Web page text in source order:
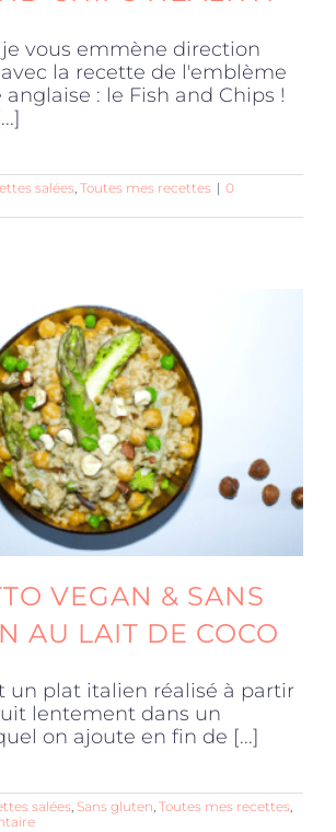
vous emmène direction
la recette de l'emblème
: le Fish and Chips !
salées Toutes mes recettes | 0
VEGAN & SANS
AU LAIT DE COCO
un plat italien réalisé à partir
lentement dans un
on ajoute en fin de [...]
salées, Sans gluten, Toutes mes recettes,